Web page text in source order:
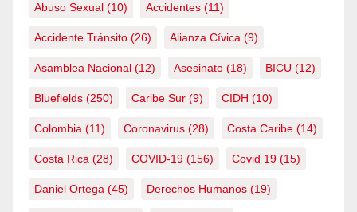
Abuso Sexual (10) Accidentes (11)
Accidente Tránsito (26) Alianza Cívica (9)
Asamblea Nacional (12) Asesinato (18) BICU (12)
Bluefields (250) Caribe Sur (9) CIDH (10)
Colombia (11) Coronavirus (28) Costa Caribe (14)
Costa Rica (28) COVID-19 (156) Covid 19 (15)
Daniel Ortega (45) Derechos Humanos (19)